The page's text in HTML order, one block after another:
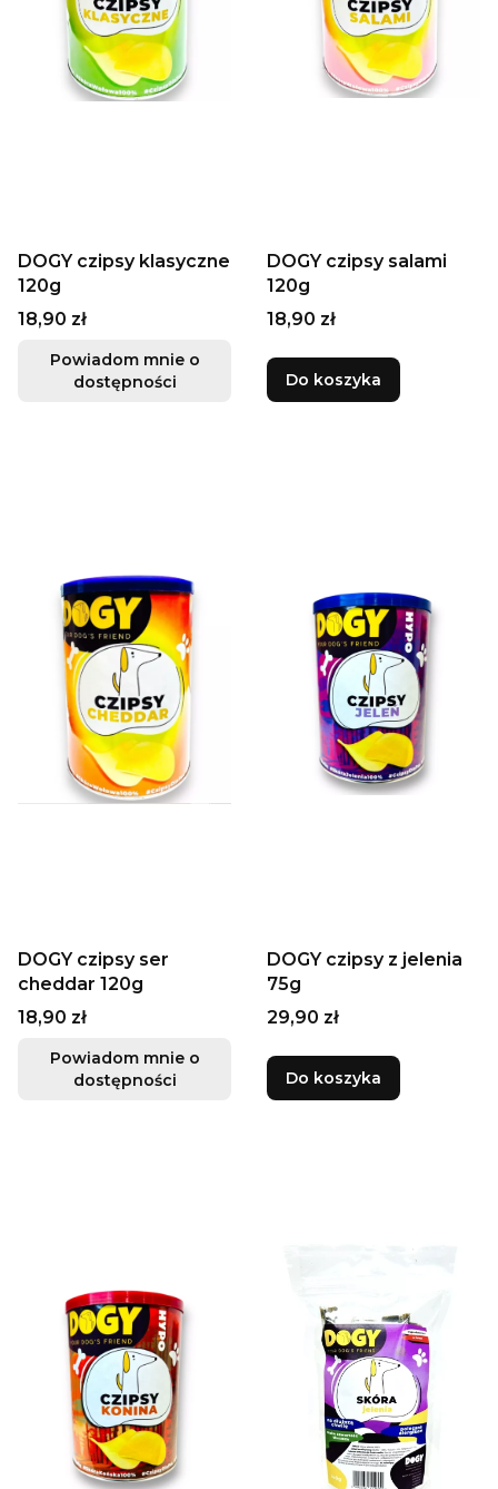
DOGY czipsy klasyczne
120g
Cena
18,90 zł
Powiadom mnie o
dostępności
DOGY czipsy salami
120g
Cena
18,90 zł
Do koszyka
DOGY czipsy ser
cheddar 120g
Cena
18,90 zł
Powiadom mnie o
dostępności
DOGY czipsy z jelenia
75g
Cena
29,90 zł
Do koszyka